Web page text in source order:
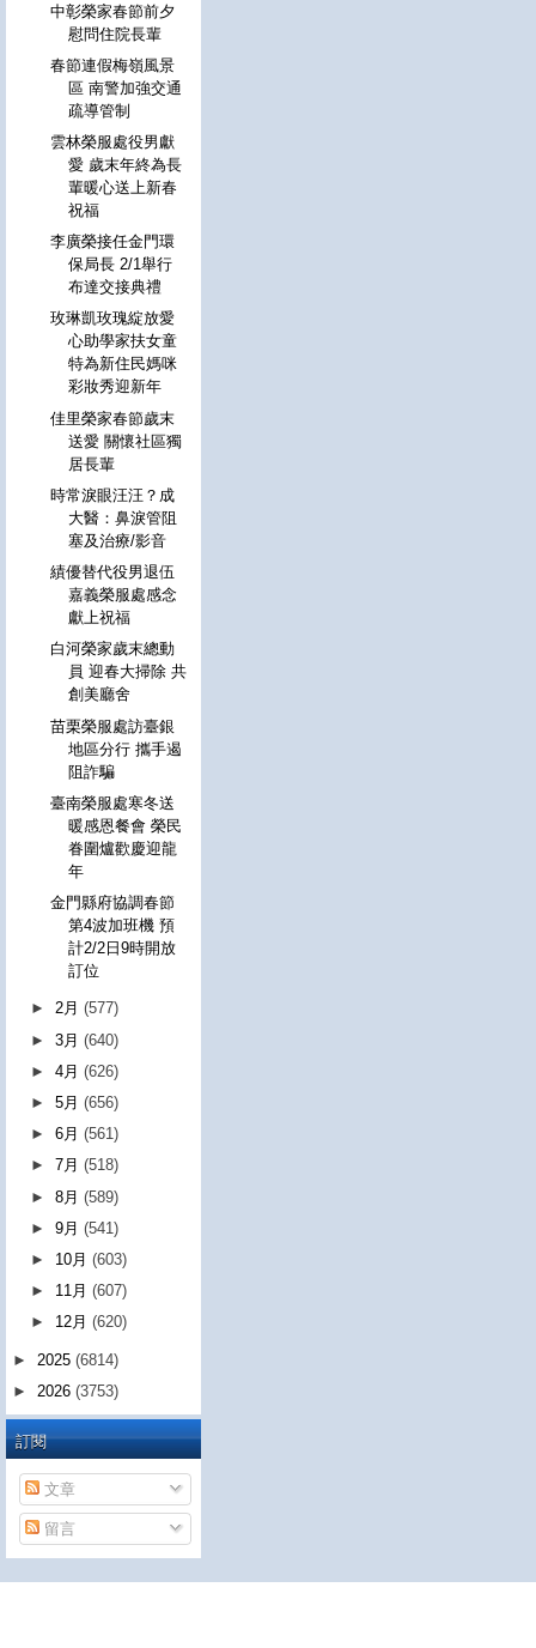
中彰榮家春節前夕
慰問住院長輩
春節連假梅嶺風景
區 南警加強交通
疏導管制
雲林榮服處役男獻
愛 歲末年終為長
輩暖心送上新春
祝福
李廣榮接任金門環
保局長 2/1舉行
布達交接典禮
玫琳凱玫瑰綻放愛
心助學家扶女童
特為新住民媽咪
彩妝秀迎新年
佳里榮家春節歲末
送愛 關懷社區獨
居長輩
時常淚眼汪汪？成
大醫：鼻淚管阻
塞及治療/影音
績優替代役男退伍
嘉義榮服處感念
獻上祝福
白河榮家歲末總動
員 迎春大掃除 共
創美廳舍
苗栗榮服處訪臺銀
地區分行 攜手遏
阻詐騙
臺南榮服處寒冬送
暖感恩餐會 榮民
眷圍爐歡慶迎龍
年
金門縣府協調春節
第4波加班機 預
計2/2日9時開放
訂位
►2月(577)
►3月(640)
►4月(626)
►5月(656)
►6月(561)
►7月(518)
►8月(589)
►9月(541)
► 10月(603)
► 11月(607)
► 12月(620)
► 2025 (6814)
► 2026 (3753)
訂閱
文章
留言